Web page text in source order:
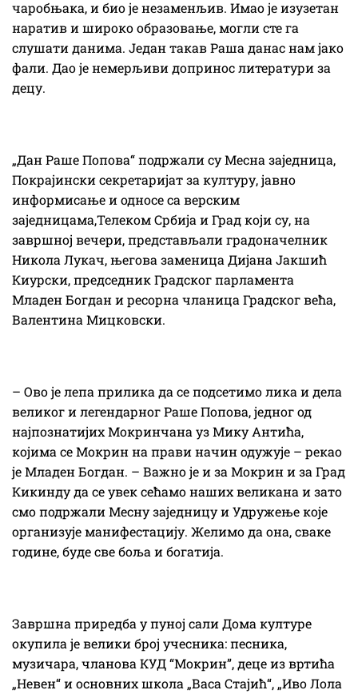
чаробњака, и био је незаменљив. Имао је изузетан
наратив и широко образовање, могли сте га
слушати данима. Један такав Раша данас нам јако
фали. Дао је немерљиви допринос литератури за
децу.
„Дан Раше Попова“ подржали су Месна заједница,
Покрајински секретаријат за културу, јавно
информисање и односе са верским
заједницама,Телеком Србија и Град који су, на
завршној вечери, представљали градоначелник
Никола Лукач, његова заменица Дијана Јакшић
Киурски, председник Градског парламента
Младен Богдан и ресорна чланица Градског већа,
Валентина Мицковски.
– Ово је лепа прилика да се подсетимо лика и дела
великог и легендарног Раше Попова, једног од
најпознатијих Мокринчана уз Мику Антића,
којима се Мокрин на прави начин одужује – рекао
је Младен Богдан. – Важно је и за Мокрин и за Град
Кикинду да се увек сећамо наших великана и зато
смо подржали Месну заједницу и Удружење које
организује манифестацију. Желимо да она, сваке
године, буде све боља и богатија.
Завршна приредба у пуној сали Дома културе
окупила је велики број учесника: песника,
музичара, чланова КУД “Мокрин”, деце из вртића
„Невен“ и основних школа „Васа Стајић“, „Иво Лола